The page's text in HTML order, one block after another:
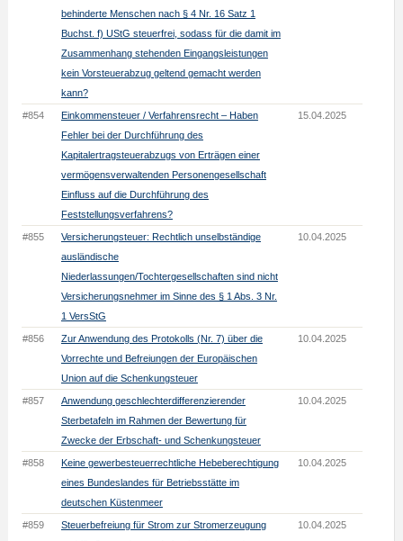
behinderte Menschen nach § 4 Nr. 16 Satz 1
Buchst. f) UStG steuerfrei, sodass für die damit im
Zusammenhang stehenden Eingangsleistungen
kein Vorsteuerabzug geltend gemacht werden
kann?
#854
Einkommensteuer / Verfahrensrecht – Haben
Fehler bei der Durchführung des
Kapitalertragsteuerabzugs von Erträgen einer
vermögensverwaltenden Personengesellschaft
Einfluss auf die Durchführung des
Feststellungsverfahrens?
15.04.2025
#855
Versicherungsteuer: Rechtlich unselbständige
ausländische
Niederlassungen/Tochtergesellschaften sind nicht
Versicherungsnehmer im Sinne des § 1 Abs. 3 Nr.
1 VersStG
10.04.2025
#856
Zur Anwendung des Protokolls (Nr. 7) über die
Vorrechte und Befreiungen der Europäischen
Union auf die Schenkungsteuer
10.04.2025
#857
Anwendung geschlechterdifferenzierender
Sterbetafeln im Rahmen der Bewertung für
Zwecke der Erbschaft- und Schenkungsteuer
10.04.2025
#858
Keine gewerbesteuerrechtliche Hebeberechtigung
eines Bundeslandes für Betriebsstätte im
deutschen Küstenmeer
10.04.2025
#859
Steuerbefreiung für Strom zur Stromerzeugung
10.04.2025